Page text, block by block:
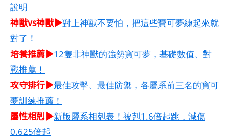
說明
神獸vs神獸▶對上神獸不要怕，把這些寶可夢練起來就
對了！
培養推薦▶12隻非神獸的強勢寶可夢，基礎數值、對
戰推薦！
攻守排行▶最佳攻擊、最佳防禦，各屬系前三名的寶可
夢訓練推薦！
屬性相剋▶新版屬系相剋表！被剋1.6倍起跳，減傷
0.625倍起